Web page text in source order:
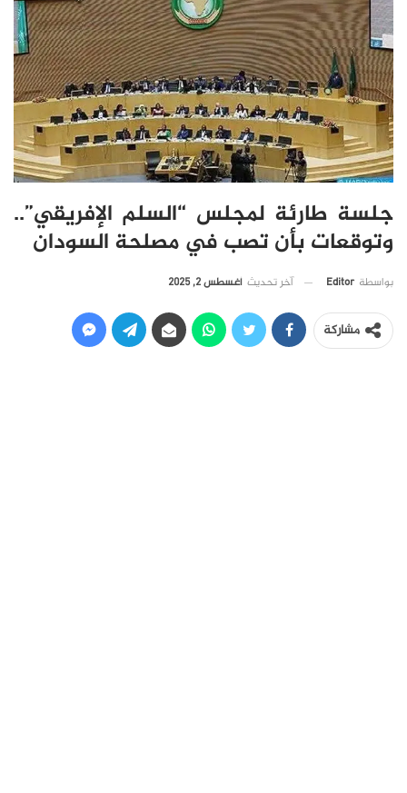
جلسة طارئة لمجلس “السلم الإفريقي”..
وتوقعات بأن تصب في مصلحة السودان
بواسطة Editor آخر تحديث أغسطس 2, 2025
مشاركة